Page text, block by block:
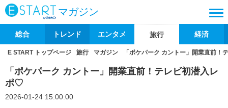
マガジン
総合 トレンド エンタメ 旅行 経済
E START トップページ 旅行 マガジン 「ポケパーク カントー」開業直前！
「ポケパーク カントー」開業直前！テレビ初潜入レ
ポ♡
2026-01-24 15:00:00